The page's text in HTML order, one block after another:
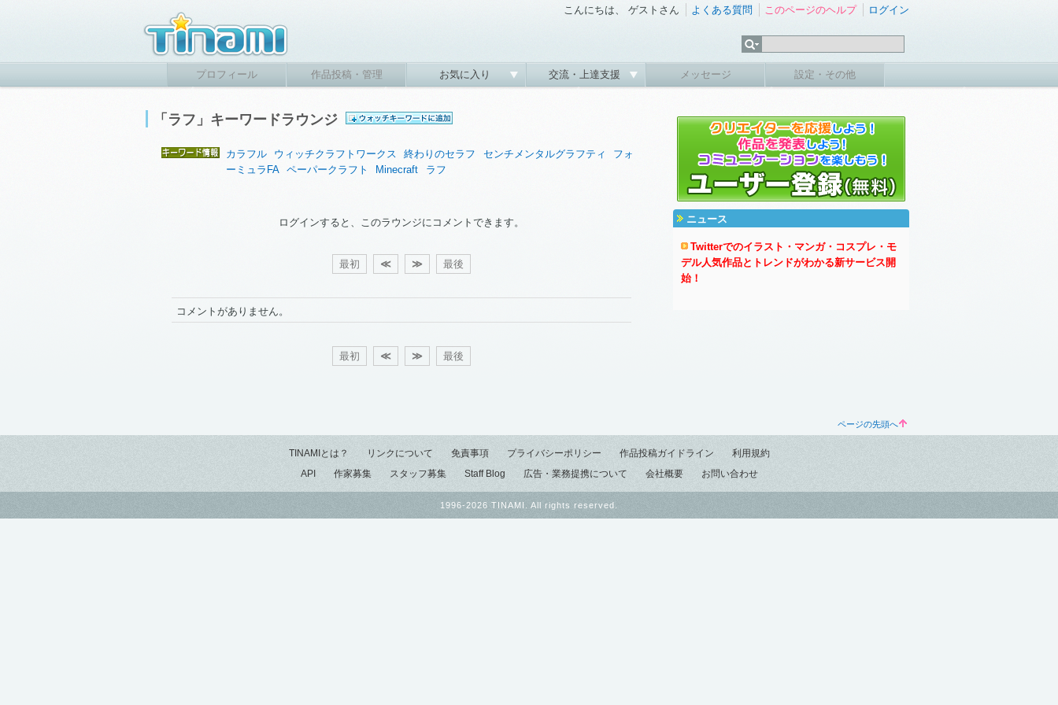
こんにちは、 ゲストさん よくある質問 このページのヘルプ ログイン
プロフィール 作品投稿・管理 お気に入り 交流・上達支援 メッセージ 設定・その他
「ラフ」キーワードラウンジ
カラフル ウィッチクラフトワークス 終わりのセラフ センチメンタルグラフティ
フォ
ーミュラFA
ペーパークラフト Minecraft ラフ
ログインすると、このラウンジにコメントできます。
最初 ≪ ≫ 最後
コメントがありません。
最初 ≪ ≫ 最後
ニュース
Twitterでのイラスト・マンガ・コスプレ・モ
デル人気作品とトレンドがわかる新サービス開
始！
ページの先頭へ
TINAMIとは？ リンクについて 免責事項 プライバシーポリシー 作品投稿ガイドライン
利用規約
API
作家募集 スタッフ募集 Staff Blog 広告・業務提携について 会社概要 お問い合わせ
1996-2026 TINAMI. All rights reserved.